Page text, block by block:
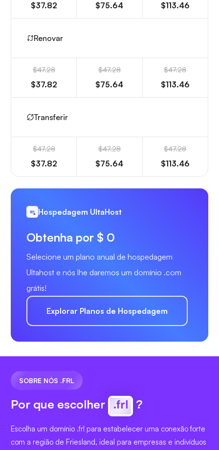
$37.82 $75.64 $113.46
Renovar
$47.28
$37.82
$47.28
$75.64
$47.28
$113.46
Transferir
$47.28
$37.82
$47.28
$75.64
$47.28
$113.46
Hospedagem UltaHost
Obtenha por $ 0
Selecione um plano anual de hospedagem
Ultahost e nós lhe daremos um domínio .com
grátis!
Explorar Planos de Hospedagem
SOBRE NÓS .FRL
Por que escolher .frl ?
Escolha um domínio .frl para estabelecer uma conexão forte
com a região de Friesland, ideal para empresas e indivíduos